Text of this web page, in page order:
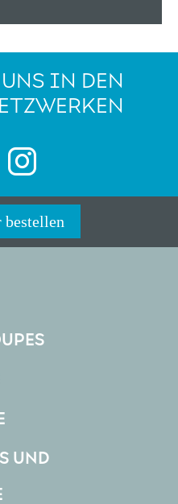
IN DEN
bestellen
UND